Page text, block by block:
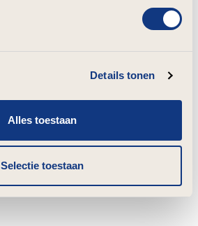
Details tonen
Alles toestaan
Selectie toestaan